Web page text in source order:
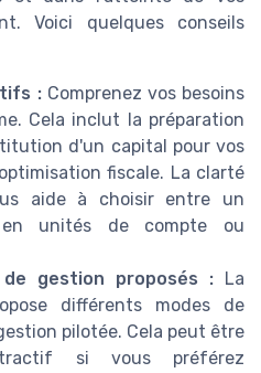
Voici quelques conseils
:Comprenez vos besoins
Cela inclut la préparation
d'un capital pour vos
fiscale. La clarté
aide à choisir entre un
unités de compte ou
gestion proposés : La
différents modes de
pilotée. Cela peut être
si vous préférez